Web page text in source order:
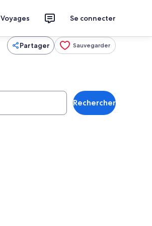
Voyages Se connecter
Partager Sauvegarder
Rechercher